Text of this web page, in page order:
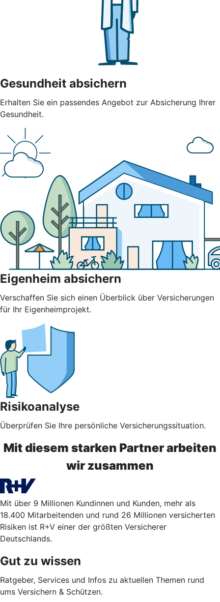
Gesundheit absichern
Erhalten Sie ein passendes Angebot zur Absicherung Ihrer
Gesundheit.
Eigenheim absichern
Verschaffen Sie sich einen Überblick über Versicherungen
für Ihr Eigenheimprojekt.
Risikoanalyse
Überprüfen Sie Ihre persönliche Versicherungssituation.
Mit diesem starken Partner arbeiten
wir zusammen
Mit über 9 Millionen Kundinnen und Kunden, mehr als
18.400 Mitarbeitenden und rund 26 Millionen versicherten
Risiken ist R+V einer der größten Versicherer
Deutschlands.
Gut zu wissen
Ratgeber, Services und Infos zu aktuellen Themen rund
ums Versichern & Schützen.